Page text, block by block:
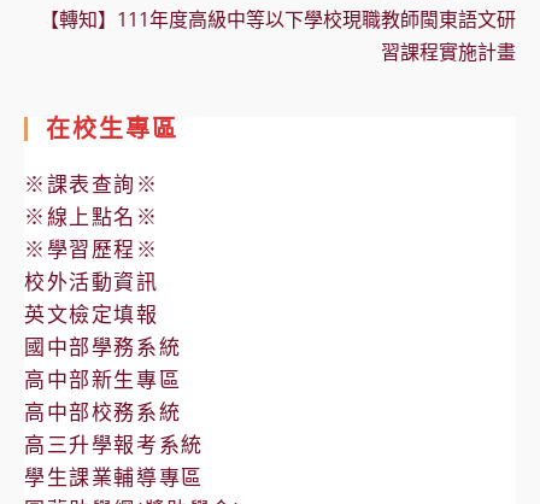
【轉知】111年度高級中等以下學校現職教師閩東語文研
習課程實施計畫
在校生專區
※課表查詢※
※線上點名※
※學習歷程※
校外活動資訊
英文檢定填報
國中部學務系統
高中部新生專區
高中部校務系統
高三升學報考系統
學生課業輔導專區